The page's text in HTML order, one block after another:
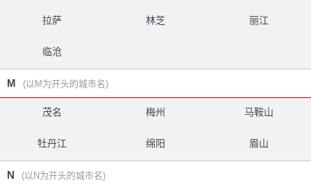
拉萨 林芝 丽江
临沧
M (以M为开头的城市名)
茂名 梅州 马鞍山
牡丹江 绵阳 眉山
N (以N为开头的城市名)